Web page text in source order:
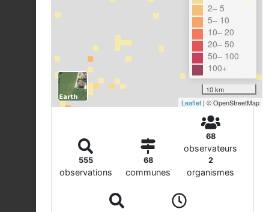
2– 5
5– 10
10– 20
20– 50
50– 100
100+
10 km
Leaflet | © OpenStreetMap
555
observations
68
communes
68
observateurs
2
organismes